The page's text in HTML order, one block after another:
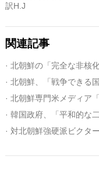
訳H.J
関連記事
· 北朝鮮の「完全な非核
· 韓国政府、「平和的な